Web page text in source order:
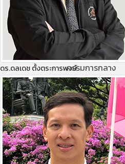
ร.ดลเดช ตั้งตระการพงษ์กรรมการกลาง